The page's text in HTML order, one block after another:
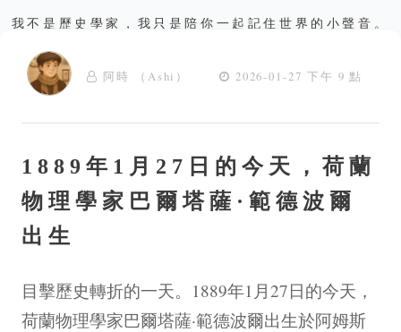
我不是歷史學家，我只是陪你一起記住世界的小聲音。
阿時 （Ashi） 2026-01-27 下午 9 點
1889年1月27日的今天，荷蘭
物理學家巴爾塔薩·範德波爾
出生
目擊歷史轉折的一天。1889年1月27日的今天，
荷蘭物理學家巴爾塔薩·範德波爾出生於阿姆斯